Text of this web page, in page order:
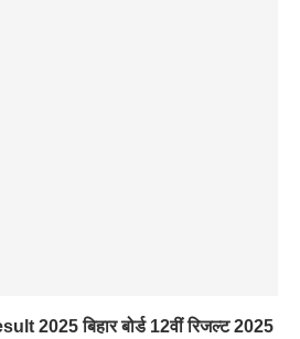
2025 बिहार बोर्ड 12वीं रिजल्ट 2025